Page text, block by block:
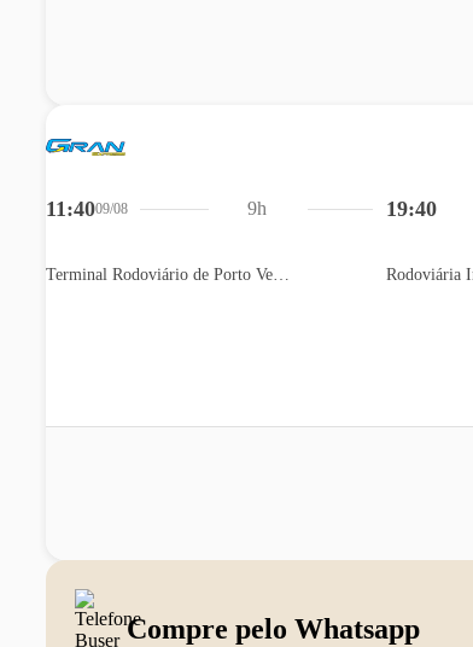
11:4009/08
Terminal Rodoviário de Porto Velho
19:40
Rodoviária
9h
Compre pelo Whatsapp